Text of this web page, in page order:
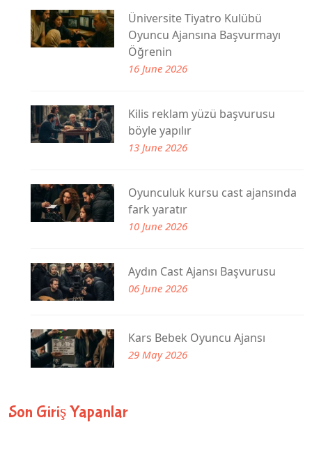
Üniversite Tiyatro Kulübü
Oyuncu Ajansına Başvurmayı
Öğrenin
16 June 2026
Kilis reklam yüzü başvurusu
böyle yapılır
13 June 2026
Oyunculuk kursu cast ajansında
fark yaratır
10 June 2026
Aydın Cast Ajansı Başvurusu
06 June 2026
Kars Bebek Oyuncu Ajansı
29 May 2026
Son Giriş Yapanlar